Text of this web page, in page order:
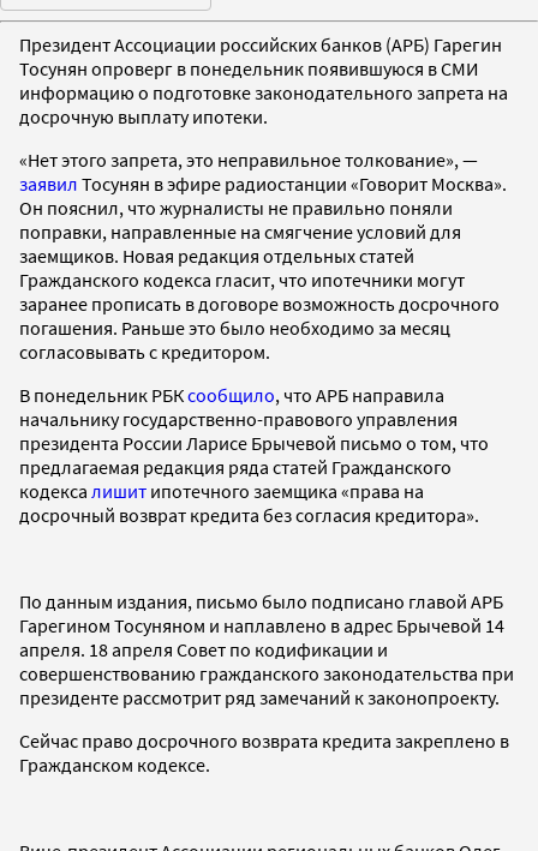
Президент Ассоциации российских банков (АРБ) Гарегин
Тосунян опроверг в понедельник появившуюся в СМИ
информацию о подготовке законодательного запрета на
досрочную выплату ипотеки.
«Нет этого запрета, это неправильное толкование», —
заявил Тосунян в эфире радиостанции «Говорит Москва».
Он пояснил, что журналисты не правильно поняли
поправки, направленные на смягчение условий для
заемщиков. Новая редакция отдельных статей
Гражданского кодекса гласит, что ипотечники могут
заранее прописать в договоре возможность досрочного
погашения. Раньше это было необходимо за месяц
согласовывать с кредитором.
В понедельник РБКсообщило, что АРБ направила
начальнику государственно-правового управления
президента России Ларисе Брычевой письмо о том, что
предлагаемая редакция ряда статей Гражданского
кодекса лишит ипотечного заемщика «права на
досрочный возврат кредита без согласия кредитора».
По данным издания, письмо было подписано главой АРБ
Гарегином Тосуняном и наплавлено в адрес Брычевой 14
апреля. 18 апреля Совет по кодификации и
совершенствованию гражданского законодательства при
президенте рассмотрит ряд замечаний к законопроекту.
Сейчас право досрочного возврата кредита закреплено в
Гражданском кодексе.